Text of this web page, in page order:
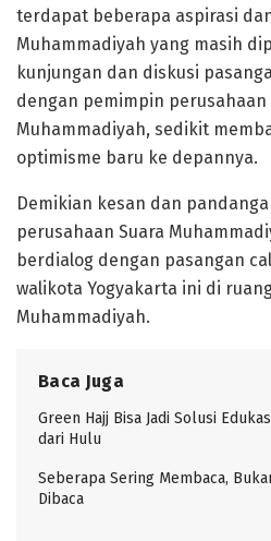
terdapat beberapa aspirasi
Muhammadiyah yang masih
kunjungan dan diskusi
dengan pemimpin perusahaan
Muhammadiyah, sedikit
optimisme baru ke depannya.
Demikian kesan dan
perusahaan Suara
berdialog dengan pasangan
walikota Yogyakarta ini di
Muhammadiyah.
Baca Juga
Green Hajj Bisa Jadi Solusi
dari Hulu
Seberapa Sering Membaca,
Dibaca